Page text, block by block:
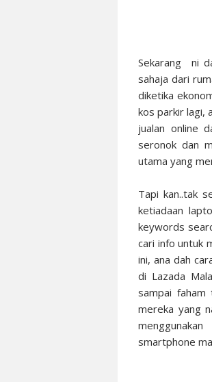
Sekarang ni
sahaja dari
diketika
kos parkir lagi,
jualan online
seronok dan
utama yang
Tapi kan..tak
ketiadaan
keywords
cari info untuk
ini, ana dah
di Lazada
sampai
mereka yang
smartphone